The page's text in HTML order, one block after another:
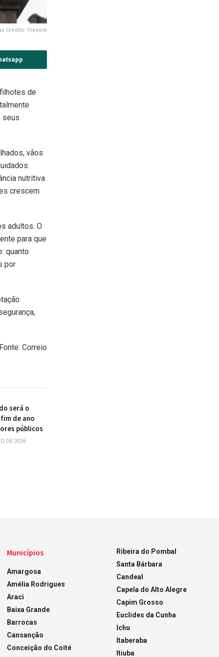
Crédito: Freepik
de
seus
vãos
nutritiva
crescem
adultos. O
para que
quanto
por
Correio
será o
de ano
públicos
DE 2026
Municípios
Amargosa
Amélia Rodrigues
Araci
Baixa Grande
Barrocas
Cansanção
Conceição do Coité
Ribeira do Pombal
Santa Bárbara
Candeal
Capela do Alto Alegre
Capim Grosso
Euclides da Cunha
Ichu
Itaberaba
Itiuba